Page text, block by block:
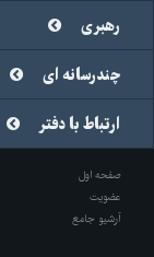
رهبری
چندرسانه ای
ارتباط با دفتر
صفحه اول
عضویت
آرشیو جامع